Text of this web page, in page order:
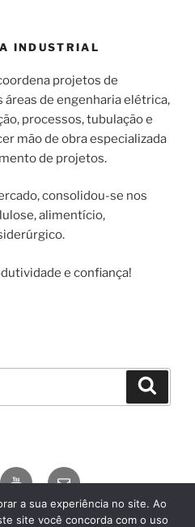
INDUSTRIAL
projetos de
de engenharia elétrica,
processos, tubulação e
mão de obra especializada
de projetos.
consolidou-se nos
alimentício,
e confiança!
YouTubeE-
mail
a sua experiência no site. Ao
site você concorda com o uso